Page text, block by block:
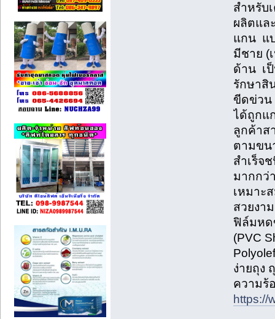
สำหรับ
ผลิตแล
แกน แ
มีชาย (
ด้าน เ
รักษาสิ
ขีดข่วน
ได้ถูกแ
ลูกค้าส
ตามขน
สำเร็จ
มากกว่
เหมาะ
สวยงาม
ฟิล์มหด
(PVC
ง่ายถุง
ความร้
https://